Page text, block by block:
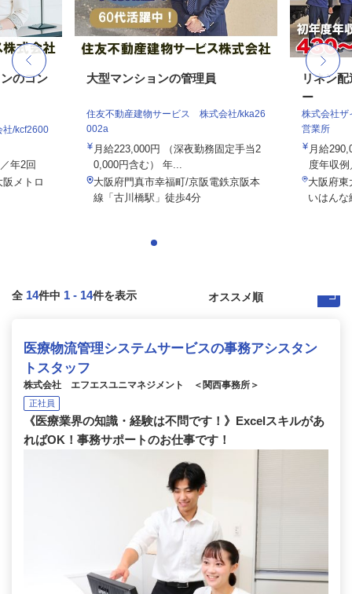
のコン
社/kcf2600
年2回
メトロ
大型マンションの管理員
住友不動産建物サービス 株式会社/kka26
002a
月給223,000円 （深夜勤務固定手当2
0,000円含む） 年...
大阪府門真市幸福町/京阪電鉄京阪本
線「古川橋駅」徒歩4分
リネン
ー
株式会社ザ
営業所
月給
度年収
大阪府東
いはん
全 14件中 1 - 14件を表示
医療物流管理システムサービスの事務アシスタン
トスタッフ
株式会社 エフエスユニマネジメント ＜関西事務所＞
正社員
《医療業界の知識・経験は不問です！》Excelスキルがあ
ればOK！事務サポートのお仕事です！